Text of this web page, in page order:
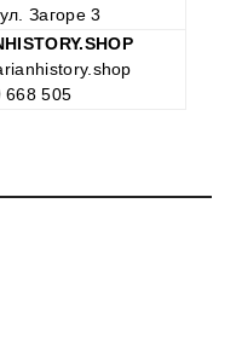
Загоре 3
668 505